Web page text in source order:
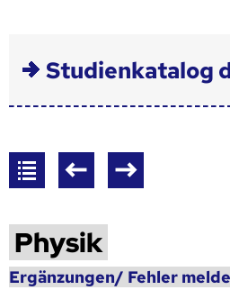
Studienkatalog
Physik
Ergänzungen/ Fehler